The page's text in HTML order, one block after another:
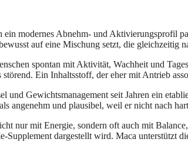
modernes Abnehm- und Aktivierungsprofil
auf eine Mischung setzt, die
spontan mit Aktivität, Wachheit und
Ein Inhaltsstoff, der eher mit Antrieb
Gewichtsmanagement seit Jahren ein
angenehm und plausibel, weil er nicht nach
nur mit Energie, sondern oft auch mit
dargestellt wird. Maca unterstützt